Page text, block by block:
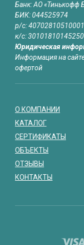
Банк: АО «Тинькофф
БИК: 044525974
р/с:
к/с:
Юридическая
Информация на
офертой
О КОМПАНИИ
КАТАЛОГ
СЕРТИФИКАТЫ
ОБЪЕКТЫ
ОТЗЫВЫ
КОНТАКТЫ